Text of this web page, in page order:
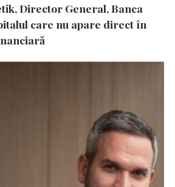
Director General, Banca
care nu apare direct în